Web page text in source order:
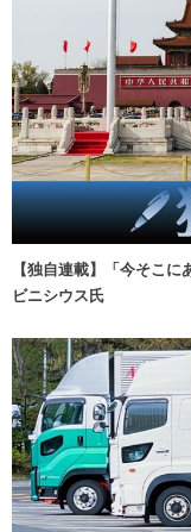
【独自連載】「今そこ
ビニシウス氏